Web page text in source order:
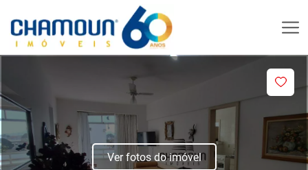
Ver fotos do imóvel